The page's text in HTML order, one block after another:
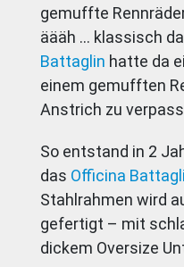
gemuffte
äääh … klassisch
Battaglin hatte da
einem gemufften
Anstrich zu
So entstand in 2
das Officina
Stahlrahmen wird
gefertigt – mit
dickem Oversize